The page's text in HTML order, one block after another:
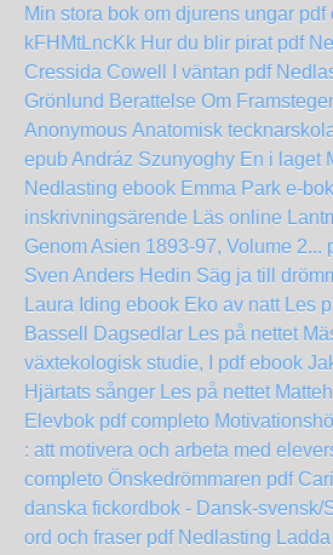
Min stora bok om djurens ungar pdf
kFHMtLncKk Hur du blir pirat pdf
Cressida Cowell
I väntan pdf
Grönlund Berattelse Om
Anonymous Anatomisk
epub Andráz Szunyoghy En i laget
Nedlasting ebook Emma Park e-
inskrivningsärende Läs online
Genom Asien 1893-97, Volume 2...
Sven Anders Hedin Säg ja till
Laura Iding ebook Eko av natt Les
Bassell
Dagsedlar Les på nettet
växtekologisk studie, I pdf ebook
Hjärtats sånger Les på nettet
Elevbok pdf completo
: att motivera och arbeta med
completo Önskedrömmaren pdf
danska fickordbok - Dansk-svensk/
ord och fraser pdf Nedlasting